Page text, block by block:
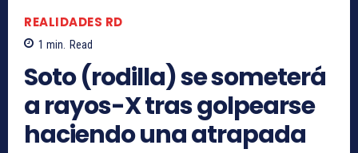
REALIDADES RD
1 min. Read
Soto (rodilla) se someterá
a rayos-X tras golpearse
haciendo una atrapada